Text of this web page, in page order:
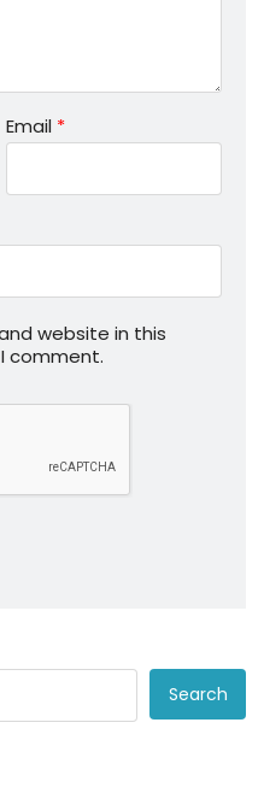
Email *
website in this
comment.
Search